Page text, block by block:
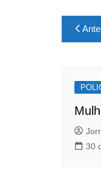
c
e
o
o
k
de
30